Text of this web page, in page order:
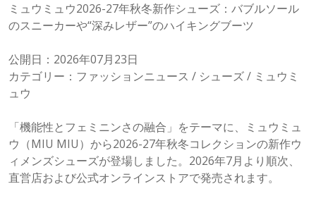
ミュウミュウ2026-27年秋冬新作シューズ：バブルソール
のスニーカーや“深みレザー”のハイキングブーツ
公開日：2026年07月23日
カテゴリー：ファッションニュース / シューズ / ミュウミ
ュウ
「機能性とフェミニンさの融合」をテーマに、ミュウミュ
ウ（MIU MIU）から2026-27年秋冬コレクションの新作ウ
ィメンズシューズが登場しました。2026年7月より順次、
直営店および公式オンラインストアで発売されます。